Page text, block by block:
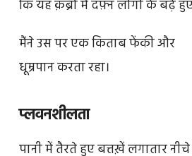
कि यह क़ब्रों में दफ़्न लोगों के बढ़े
मैंने उस पर एक किताब फेंकी और
धूम्रपान करता रहा।
प्लवनशीलता
पानी में तैरते हुए बत्तख़ें लगातार